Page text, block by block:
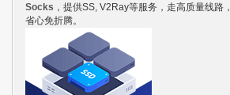
Socks ，提供SS, V2Ray等服务，走高质量线路，
省心免折腾。